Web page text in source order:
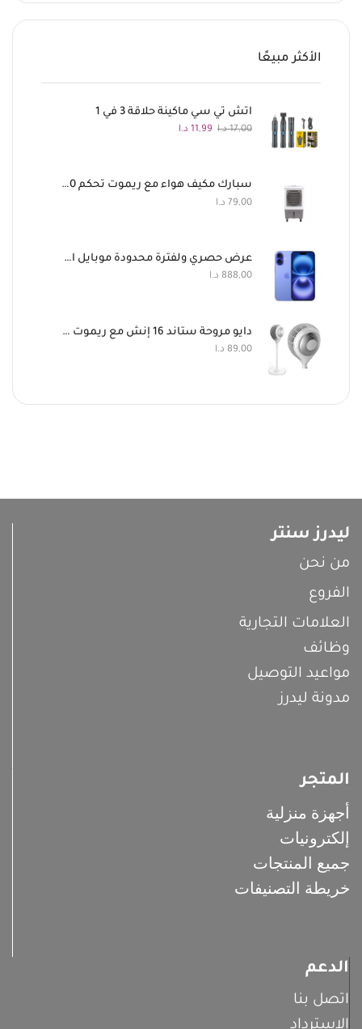
الأكثر مبيعًا
اتش تي سي ماكينة حلاقة 3 في 1
17,00 د.ا 11,99 د.ا
سبارك مكيف هواء مع ريموت تحكم 180 واط
79,00 د.ا
عرض حصري ولفترة محدودة موبايل ابل ايفون 16 128 جيجا لون أزرق فاتح وايربودز برو 3 بـ888 دينار
888,00 د.ا
دايو مروحة ستاند 16 إنش مع ريموت كنترول
89,00 د.ا
ليدرز سنتر
من نحن
الفروع
العلامات التجارية
وظائف
مواعيد التوصيل
مدونة ليدرز
المتجر
أجهزة منزلية
إلكترونيات
جميع المنتجات
خريطة التصنيفات
الدعم
اتصل بنا